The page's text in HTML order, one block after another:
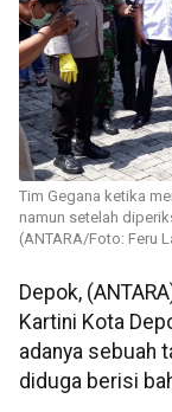
Tim Gegana ketika
namun setelah
(ANTARA/Foto: Feru
Depok,
Kartini Kota
adanya sebuah
diduga berisi